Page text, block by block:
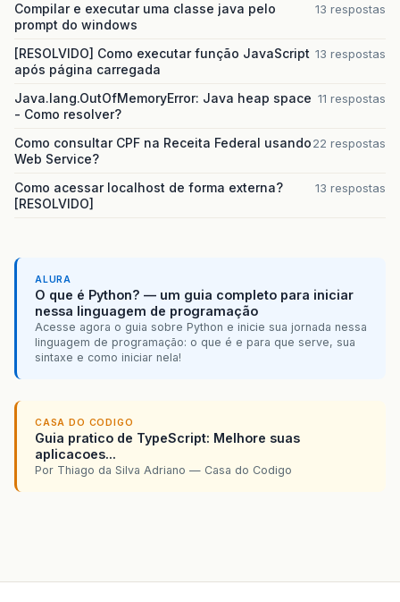
Compilar e executar uma classe java pelo
prompt do windows
13 respostas
[RESOLVIDO] Como executar função JavaScript
após página carregada
13 respostas
Java.lang.OutOfMemoryError: Java heap space
- Como resolver?
11 respostas
Como consultar CPF na Receita Federal usando
Web Service?
22 respostas
Como acessar localhost de forma externa?
[RESOLVIDO]
13 respostas
ALURA
O que é Python? — um guia completo para iniciar
nessa linguagem de programação
Acesse agora o guia sobre Python e inicie sua jornada nessa
linguagem de programação: o que é e para que serve, sua
sintaxe e como iniciar nela!
CASA DO CODIGO
Guia pratico de TypeScript: Melhore suas
aplicacoes...
Por Thiago da Silva Adriano — Casa do Codigo